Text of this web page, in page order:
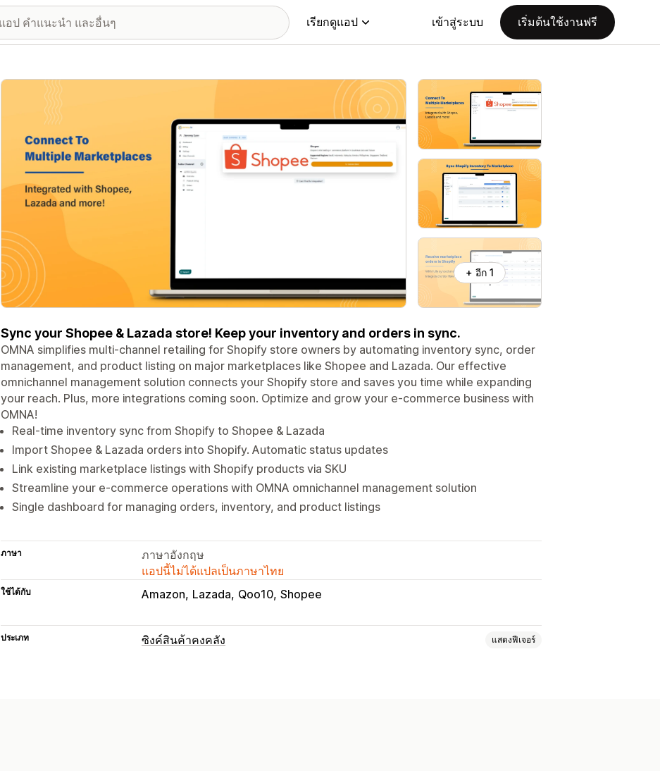
เรียกดูแอป เข้าสู่ระบบ เริ่มต้นใช้งานฟรี
แกลเลอรีรูปภาพที่แสดง
+ อีก 1
Sync your Shopee & Lazada store! Keep your inventory and orders in sync.
OMNA simplifies multi-channel retailing for Shopify store owners by automating inventory sync, order
management, and product listing on major marketplaces like Shopee and Lazada. Our effective
omnichannel management solution connects your Shopify store and saves you time while expanding
your reach. Plus, more integrations coming soon. Optimize and grow your e-commerce business with
OMNA!
Real-time inventory sync from Shopify to Shopee & Lazada
Import Shopee & Lazada orders into Shopify. Automatic status updates
Link existing marketplace listings with Shopify products via SKU
Streamline your e-commerce operations with OMNA omnichannel management solution
Single dashboard for managing orders, inventory, and product listings
ภาษา
ภาษาอังกฤษ
แอปนี้ไม่ได้แปลเป็นภาษาไทย
ใช้ได้กับ Amazon Lazada Qoo10 Shopee
ประเภท ซิงค์สินค้าคงคลัง แสดงฟีเจอร์